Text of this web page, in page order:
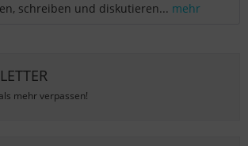
schreiben und diskutieren... mehr
mehr verpassen!